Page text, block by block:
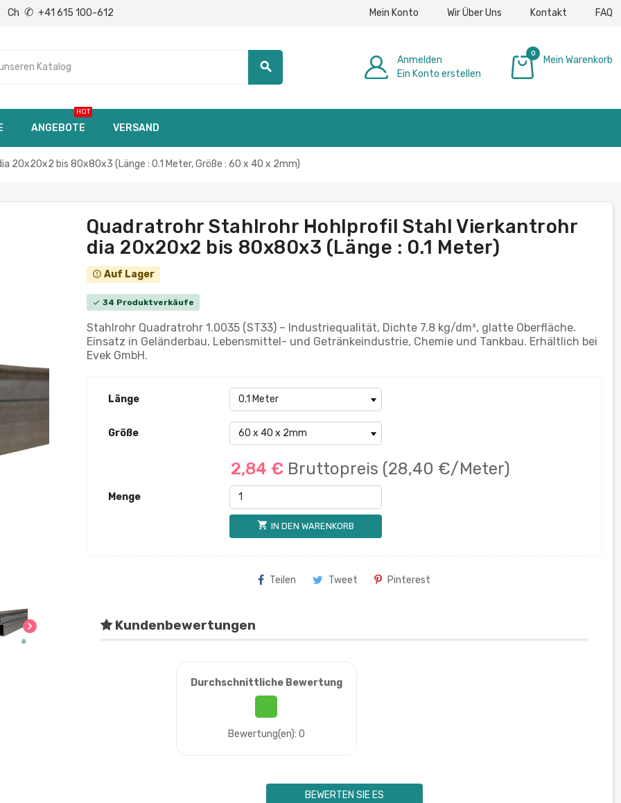
Ch ✆ +41 615 100-612 Mein Konto Wir Über Uns Kontakt FAQ
search
Anmelden
Ein Konto erstellen
0
Mein Warenkorb
ANGEBOTE
HOT
VERSAND
20x20x2 bis 80x80x3 (Länge : 0.1 Meter, Größe : 60 x 40 x 2mm)
chevron_right
Quadratrohr Stahlrohr Hohlprofil Stahl Vierkantrohr
dia 20x20x2 bis 80x80x3 (Länge : 0.1 Meter)
error_outline Auf Lager
check 34 Produktverkäufe
Stahlrohr Quadratrohr 1.0035 (ST33) – Industriequalität, Dichte 7.8 kg/dm³, glatte Oberfläche.
Einsatz in Geländerbau, Lebensmittel- und Getränkeindustrie, Chemie und Tankbau. Erhältlich bei
Evek GmbH.
Länge
Größe
2,84 € Bruttopreis (28,40 €/Meter)
Menge
shopping_cart IN DEN WARENKORB
Teilen Tweet Pinterest
Kundenbewertungen
Durchschnittliche Bewertung
Bewertung(en): 0
BEWERTEN SIE ES